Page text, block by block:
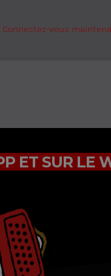
Connectez-vous
ET SUR LE